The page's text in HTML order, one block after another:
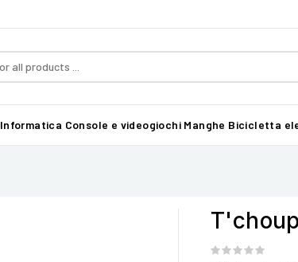
Informatica Console e videogiochi Manghe Bicicletta